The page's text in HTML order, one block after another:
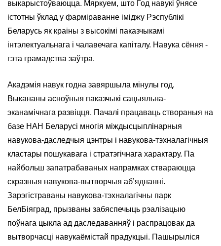
выкарыстоўваюцца. Мяркуем, што Год навукі ўнясе
істотны ўклад у фарміраванне іміджу Рэспублікі
Беларусь як краіны з высокімі паказчыкамі
інтэлектуальнага і чалавечага капіталу. Навука сёння -
гэта грамадства заўтра.
Акадэмія навук годна завяршыла мінулы год.
Выкананы асноўныя паказчыкі сацыяльна-
эканамічнага развіцця. Пачалі працаваць створаныя на
базе НАН Беларусі многія міждысцыплінарныя
навукова-даследчыя цэнтры і навукова-тэхналагічныя
кластары пошукавага і стратэгічнага характару. Па
найбольш запатрабаваных напрамках ствараюцца
скразныя навукова-вытворчыя аб’яднанні.
Зарэгістраваны навукова-тэхналагічны парк
БелБіяград, прызваны забяспечыць рэалізацыю
поўнага цыкла ад даследаванняў і распрацовак да
вытворчасці навукаёмістай прадукцыі. Пашырыліся